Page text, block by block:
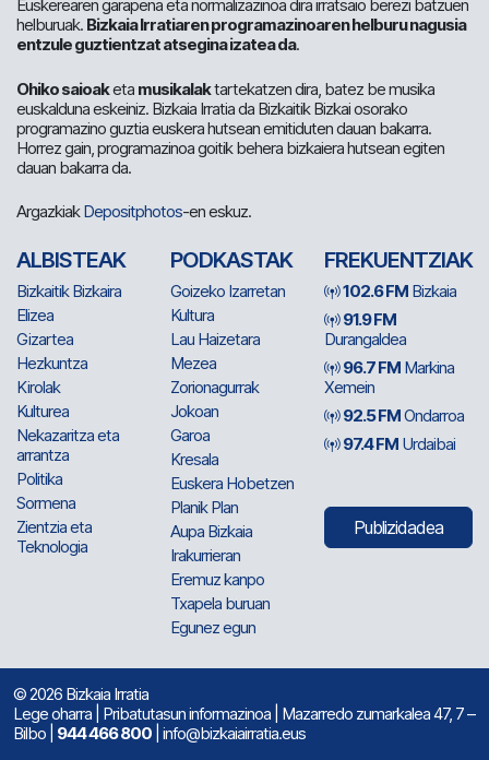
Euskerearen garapena eta normalizazinoa dira irratsaio berezi batzuen
helburuak. Bizkaia Irratiaren programazinoaren helburu nagusia
entzule guztientzat atsegina izatea da.
Ohiko saioaketa musikalaktartekatzen dira, batez be musika
euskalduna eskeiniz. Bizkaia Irratia da Bizkaitik Bizkai osorako
programazino guztia euskera hutsean emitiduten dauan bakarra.
Horrez gain, programazinoa goitik behera bizkaiera hutsean egiten
dauan bakarra da.
ArgazkiakDepositphotos-en eskuz.
ALBISTEAK
Bizkaitik Bizkaira
Elizea
Gizartea
Hezkuntza
Kirolak
Kulturea
Nekazaritza eta
arrantza
Politika
Sormena
Zientzia eta
Teknologia
PODKASTAK
Goizeko Izarretan
Kultura
Lau Haizetara
Mezea
Zorionagurrak
Jokoan
Garoa
Kresala
Euskera Hobetzen
Planik Plan
Aupa Bizkaia
Irakurrieran
Eremuz kanpo
Txapela buruan
Egunez egun
FREKUENTZIAK
102.6 FM Bizkaia
91.9 FM
Durangaldea
96.7 FM Markina
Xemein
92.5 FMOndarroa
97.4 FM Urdaibai
Publizidadea
© 2026 Bizkaia Irratia
Lege oharra Pribatutasun informazinoa | Mazarredo zumarkalea 47, 7 –
Bilbo | 944 466 800 | info@bizkaiairratia.eus